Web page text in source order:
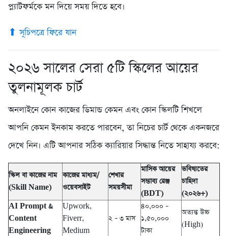
প্ল্যাটফর্মকে মন দিয়ে সময় দিতে হবে।
⬆ সূচিপত্রে ফিরে যান
২০২৬ সালের সেরা ৫টি স্কিলের আয়ের
তুলনামূলক চার্ট
অনলাইনে কোন কাজের ডিমান্ড কেমন এবং কোন স্কিলটি শিখলে
আপনি কেমন ইনকাম করতে পারবেন, তা নিচের চার্ট থেকে একনজরে
দেখে নিন। এটি আপনার সঠিক ক্যারিয়ার সিদ্ধান্ত নিতে সাহায্য করবে:
স্কিল বা কাজের নাম
(Skill Name)
কাজের মাধ্যম/
ওয়েবসাইট
শেখার
সময়সীমা
মাসিক আয়ের
সম্ভাব্য রেঞ্জ
(BDT)
ভবিষ্যতের
চাহিদা
(২০২৬+)
AI Prompt &
Content
Engineering
Upwork,
Fiverr,
Medium
২ – ৩ মাস
৪০,০০০ –
১,৫০,০০০
টাকা
অত্যন্ত উচ্চ
(High)